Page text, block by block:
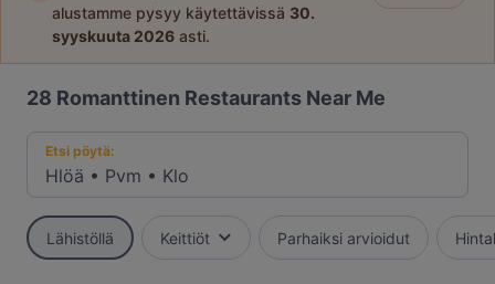
alustamme pysyy käytettävissä 30.
syyskuuta 2026 asti.
28 Romanttinen Restaurants Near Me
Etsi pöytä:
Hlöä • Pvm • Klo
Lähistöllä Keittiöt Parhaiksi arvioidut